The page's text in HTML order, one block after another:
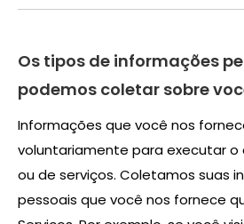
Os tipos de informações
podemos coletar sobre
Informações que você nos
voluntariamente para executar
ou de serviços. Coletamos suas
pessoais que você nos fornece